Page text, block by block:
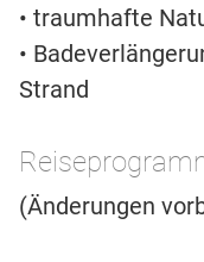
• traumhafte
•
Strand
(Änderungen